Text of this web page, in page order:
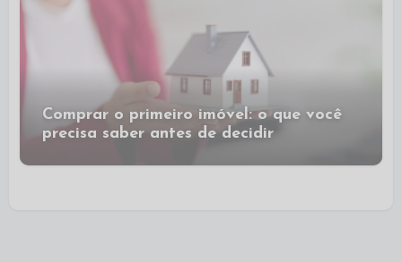
Comprar o primeiro imóvel: o que você
precisa saber antes de decidir